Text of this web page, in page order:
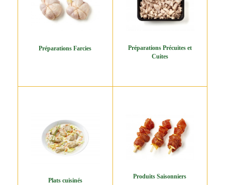
Préparations Farcies
Préparations Précuites et
Cuites
Plats cuisinés
Produits Saisonniers